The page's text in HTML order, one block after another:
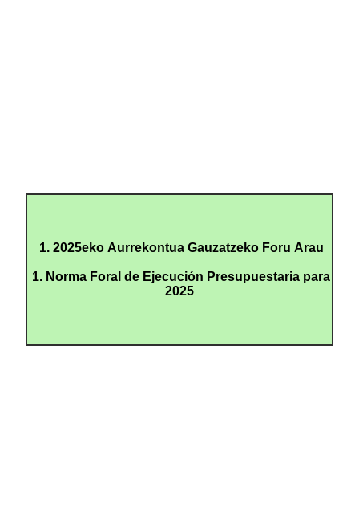
1. 2025eko Aurrekontua Gauzatzeko Foru Arau
1. Norma Foral de Ejecución Presupuestaria para
2025